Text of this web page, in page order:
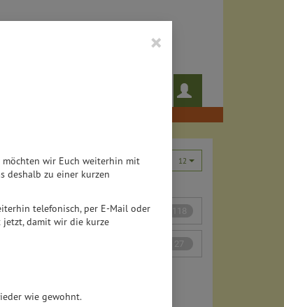
×
möchten wir Euch weiterhin mit
deshalb zu einer kurzen
telefonisch, per E-Mail oder
damit wir die kurze
wie gewohnt.
12
118
27